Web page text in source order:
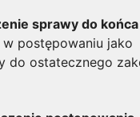
sprawy do końca
postępowaniu jako
do ostatecznego